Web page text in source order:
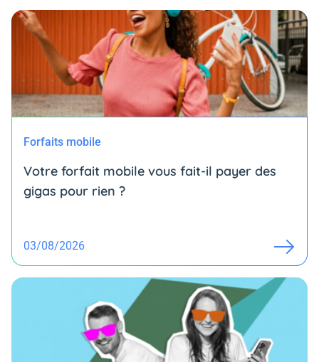
Forfaits mobile
Votre forfait mobile vous fait-il payer des
gigas pour rien ?
03/08/2026